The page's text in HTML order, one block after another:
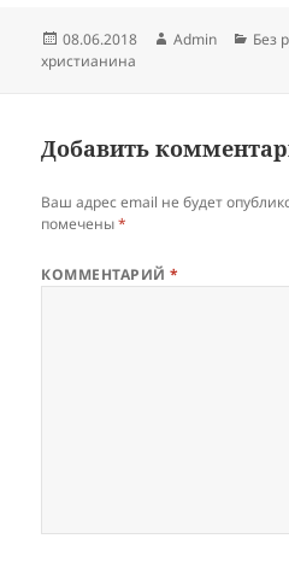
Опубликовано
08.06.2018 Автор
Admin Без
христианина
Добавить
Ваш адрес email не будет
помечены*
КОММЕНТАРИЙ*